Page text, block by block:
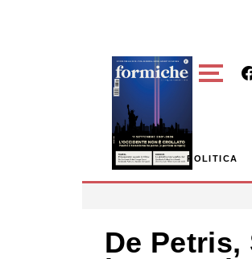
POLITICA
De